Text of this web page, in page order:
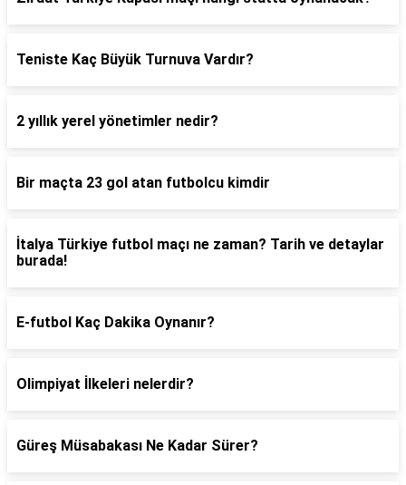
Teniste Kaç Büyük Turnuva Vardır?
2 yıllık yerel yönetimler nedir?
Bir maçta 23 gol atan futbolcu kimdir
İtalya Türkiye futbol maçı ne zaman? Tarih ve detaylar
burada!
E-futbol Kaç Dakika Oynanır?
Olimpiyat İlkeleri nelerdir?
Güreş Müsabakası Ne Kadar Sürer?